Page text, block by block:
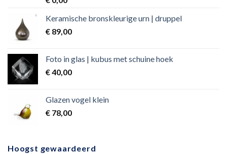
4.50
of 5
Keramische bronskleurige urn | druppel
€ 89,00
Foto in glas | kubus met schuine hoek
€40,00
Glazen vogel klein
€ 78,00
Hoogst gewaardeerd